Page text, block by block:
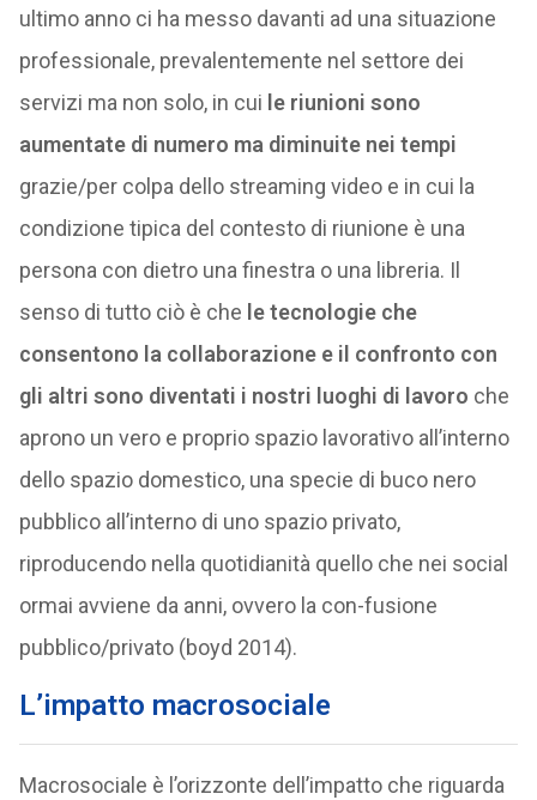
ultimo anno ci ha messo davanti ad una situazione
professionale, prevalentemente nel settore dei
servizi ma non solo, in cui le riunioni sono
aumentate di numero ma diminuite nei tempi
grazie/per colpa dello streaming video e in cui la
condizione tipica del contesto di riunione è una
persona con dietro una finestra o una libreria. Il
senso di tutto ciò è che le tecnologie che
consentono la collaborazione e il confronto con
gli altri sono diventati i nostri luoghi di lavoro che
aprono un vero e proprio spazio lavorativo all’interno
dello spazio domestico, una specie di buco nero
pubblico all’interno di uno spazio privato,
riproducendo nella quotidianità quello che nei social
ormai avviene da anni, ovvero la con-fusione
pubblico/privato (boyd 2014).
L’impatto macrosociale
Macrosociale è l’orizzonte dell’impatto che riguarda